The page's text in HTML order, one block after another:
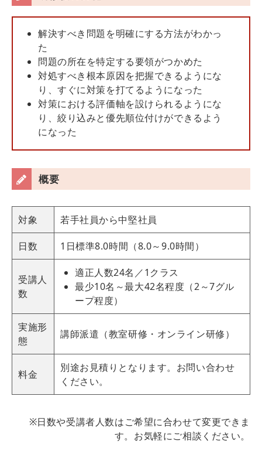
解決すべき問題を明確にする方法がわかっ
た
問題の所在を特定する要領がつかめた
対処すべき根本原因を把握できるようにな
り、すぐに対策を打てるようになった
対策における評価軸を設けられるようにな
り、絞り込みと優先順位付けができるよう
になった
概要
対象 若手社員から中堅社員
日数 1日標準8.0時間（8.0～9.0時間）
受講人
数
適正人数24名／1クラス
最少10名～最大42名程度（2～7グル
ープ程度）
実施形
態
講師派遣（教室研修・オンライン研修）
料金
別途お見積りとなります。お問い合わせ
ください。
※日数や受講者人数はご希望に合わせて変更できま
す。お気軽にご相談ください。